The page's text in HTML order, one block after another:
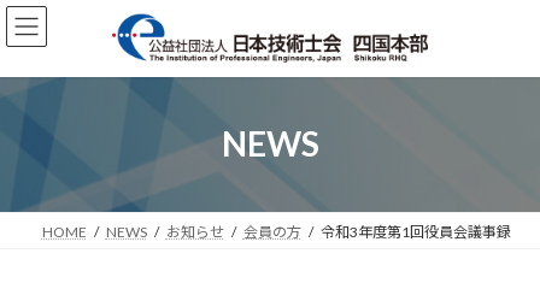
コ
ン
ン
ナ
ビ
ー
NEWS
HOME NEWS お知らせ 会員の方 令和3年度第1回役員会議事録